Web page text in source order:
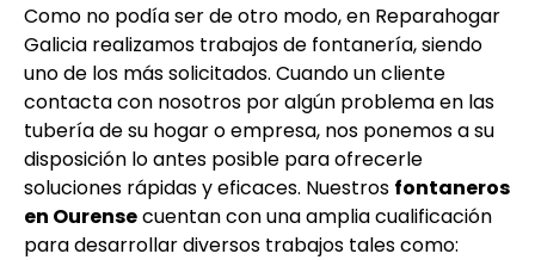
Como no podía ser de otro modo, en Reparahogar
Galicia realizamos trabajos de fontanería, siendo
uno de los más solicitados. Cuando un cliente
contacta con nosotros por algún problema en las
tubería de su hogar o empresa, nos ponemos a su
disposición lo antes posible para ofrecerle
soluciones rápidas y eficaces. Nuestros fontaneros
en Ourensecuentan con una amplia cualificación
para desarrollar diversos trabajos tales como: